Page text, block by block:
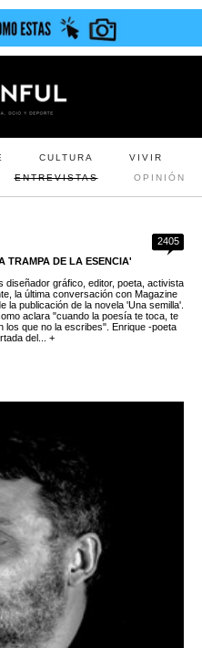
CULTURA
VIVIR
ENTREVISTAS OPINIÓN
2405
TRAMPA DE LA ESENCIA'
diseñador gráfico, editor, poeta, activista
la última conversación con Magazine
la publicación de la novela 'Una semilla'.
aclara "cuando la poesía te toca, te
los que no la escribes". Enrique -poeta
del... +